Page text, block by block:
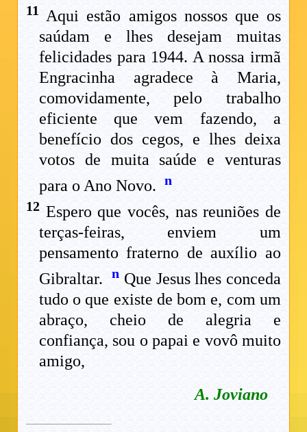
11 Aqui estão amigos nossos que os
saúdam e lhes desejam muitas
felicidades para 1944. A nossa irmã
Engracinha agradece à Maria,
comovidamente, pelo trabalho
eficiente que vem fazendo, a
benefício dos cegos, e lhes deixa
votos de muita saúde e venturas
para o Ano Novo. n
12 Espero que vocês, nas reuniões de
terças-feiras, enviem um
pensamento fraterno de auxílio ao
Gibraltar.
n Que Jesus lhes conceda
tudo o que existe de bom e, com um
abraço, cheio de alegria e
confiança, sou o papai e vovô muito
amigo,
A. Joviano